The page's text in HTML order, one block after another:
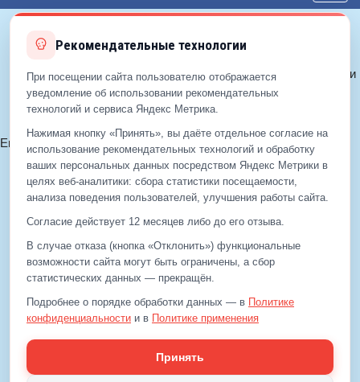
© 2012—2026 ЕДС-Королёв
Политика конфиденциальности
Политика cookie
Согласие на обработку ПДн
Email: info@eds-korolev.ru
+7 (499) 929-99-99
+7 (495)512-00-11
512-00-11
Email:info@eds-korolev.ru
Рекомендательные технологии
При посещении сайта пользователю отображается
уведомление об использовании рекомендательных
технологий и сервиса Яндекс Метрика.
Нажимая кнопку «Принять», вы даёте отдельное согласие на
использование рекомендательных технологий и обработку
ваших персональных данных посредством Яндекс Метрики в
целях веб‑аналитики: сбора статистики посещаемости,
анализа поведения пользователей, улучшения работы сайта.
Согласие действует 12 месяцев либо до его отзыва.
В случае отказа (кнопка «Отклонить») функциональные
возможности сайта могут быть ограничены, а сбор
статистических данных — прекращён.
Подробнее о порядке обработки данных — в Политике
конфиденциальности и в Политике применения
Принять